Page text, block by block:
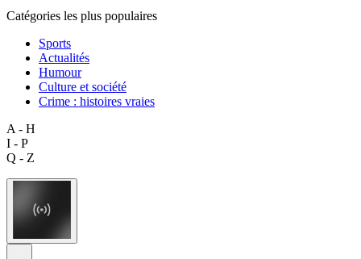
Catégories les plus populaires
Sports
Actualités
Humour
Culture et société
Crime : histoires vraies
A - H
I - P
Q - Z